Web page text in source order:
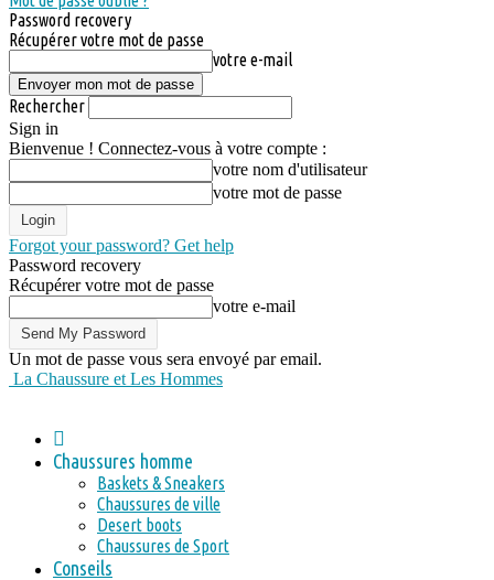
Password recovery
Récupérer votre mot de passe
votre e-mail
Rechercher
Sign in
Bienvenue ! Connectez-vous à votre compte :
votre nom d'utilisateur
votre mot de passe
Forgot your password? Get help
Password recovery
Récupérer votre mot de passe
votre e-mail
Un mot de passe vous sera envoyé par email.
La Chaussure et Les Hommes
Chaussures homme
Baskets & Sneakers
Chaussures de ville
Desert boots
Chaussures de Sport
Conseils